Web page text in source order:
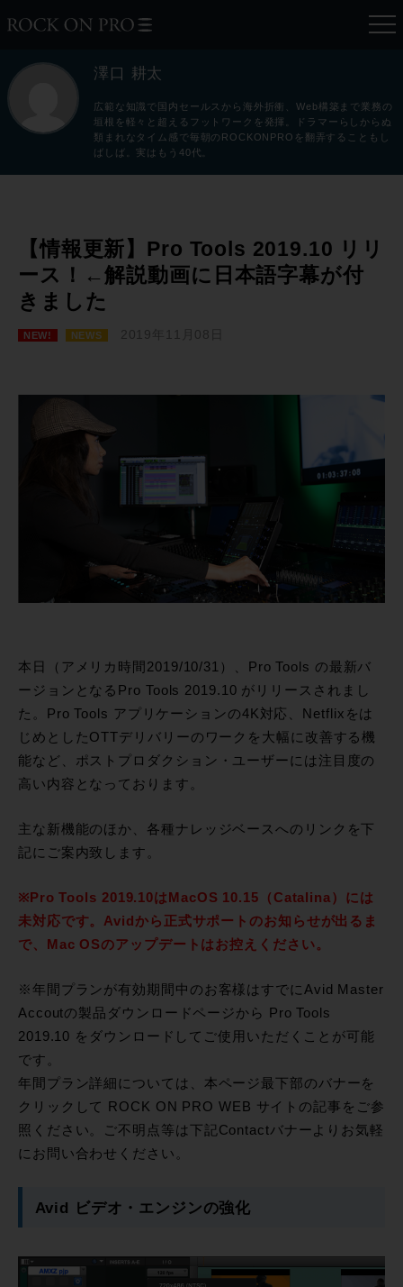
澤口 耕太
広範な知識で国内セールスから海外折衝、Web構築まで業務の
垣根を軽々と超えるフットワークを発揮。ドラマーらしからぬ
類まれなタイム感で毎朝のROCKONPROを翻弄することもし
ばしば。実はもう40代。
【情報更新】Pro Tools 2019.10 リリ
ース！←解説動画に日本語字幕が付
きました
NEW! NEWS 2019年11月08日
本日（アメリカ時間2019/10/31）、Pro Tools の最新バ
ージョンとなるPro Tools 2019.10 がリリースされまし
た。Pro Tools アプリケーションの4K対応、Netflixをは
じめとしたOTTデリバリーのワークを大幅に改善する機
能など、ポストプロダクション・ユーザーには注目度の
高い内容となっております。
主な新機能のほか、各種ナレッジベースへのリンクを下
記にご案内致します。
※Pro Tools 2019.10はMacOS 10.15（Catalina）には
未対応です。Avidから正式サポートのお知らせが出るま
で、Mac OSのアップデートはお控えください。
※年間プランが有効期間中のお客様はすでにAvid Master
Accoutの製品ダウンロードページから Pro Tools
2019.10 をダウンロードしてご使用いただくことが可能
です。
年間プラン詳細については、本ページ最下部のバナーを
クリックして ROCK ON PRO WEB サイトの記事をご参
照ください。ご不明点等は下記Contactバナーよりお気軽
にお問い合わせください。
Avid ビデオ・エンジンの強化